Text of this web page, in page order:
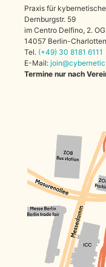
Praxis für
Dernburgstr. 59
im Centro Delfino, 2. OG
14057 Berlin-
Tel. (+49) 30 8181 6111
E-Mail:
Termine nur nach